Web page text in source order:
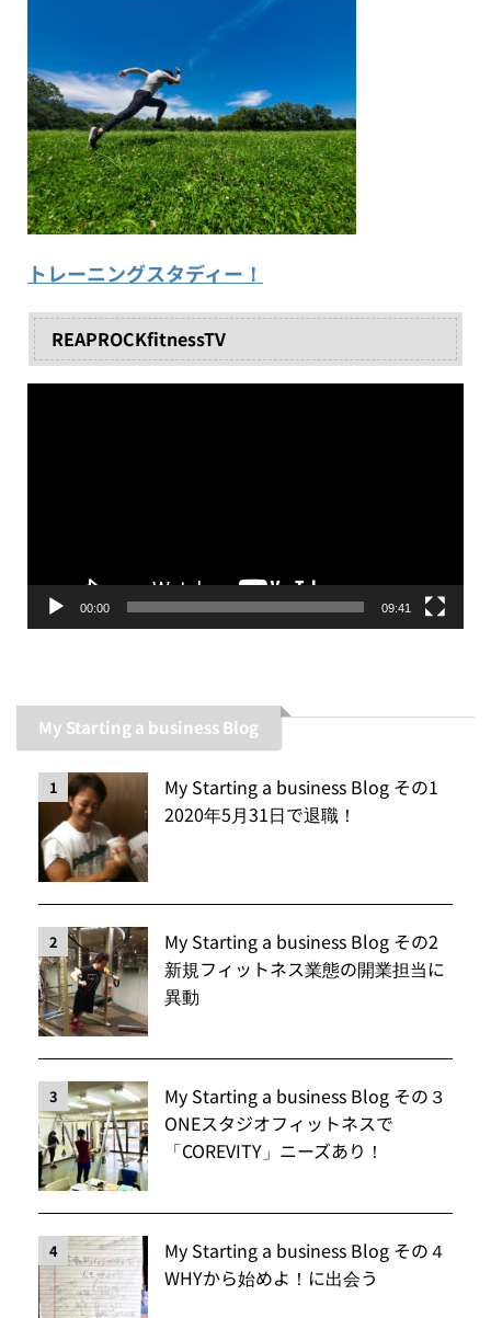
トレーニングスタディー！
REAPROCKfitnessTV
00:00 09:41
My Starting a business Blog
1
My Starting a business Blog その1
2020年5月31日で退職！
2
My Starting a business Blog その2
新規フィットネス業態の開業担当に
異動
3
My Starting a business Blog その３
ONEスタジオフィットネスで
「COREVITY」ニーズあり！
4
My Starting a business Blog その４
WHYから始めよ！に出会う